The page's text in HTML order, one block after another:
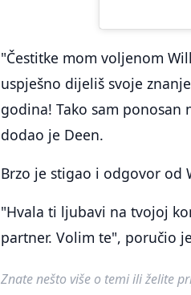
"Čestitke mom voljenom
uspješno dijeliš svoje
godina! Tako sam
dodao je Deen.
Brzo je stigao i odgovor od
"Hvala ti ljubavi na tvojoj
partner. Volim te", poručio
Znate nešto više o temi ili želite